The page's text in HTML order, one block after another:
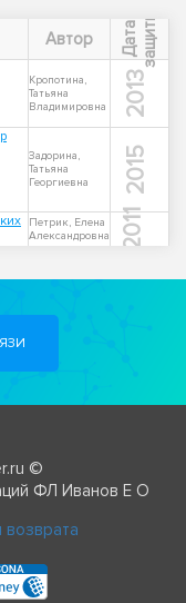
Автор Д
а
т
а
з
а
щ
и
т ы
Кропотина,
Татьяна
Владимировна
2013
Задорина,
Татьяна
Георгиевна
2015
Петрик, Елена
Александровна
2011
©
ФЛ Иванов Е О
возврата